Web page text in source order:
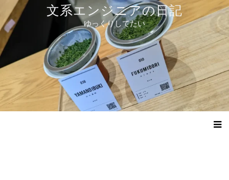
テ
ツ
へ
ス
ッ
プ
文系エンジニアの日記
ゆっくりしてたい